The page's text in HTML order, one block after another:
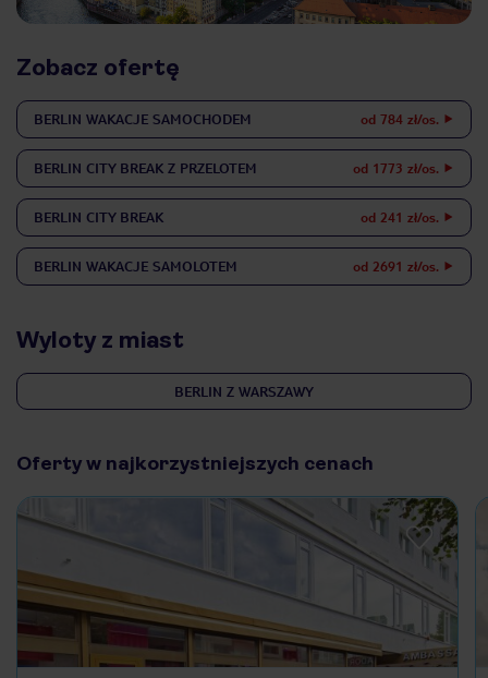
Zobacz ofertę
BERLIN WAKACJE SAMOCHODEM od 784 zł/os.
BERLIN CITY BREAK Z PRZELOTEM od 1773 zł/os.
BERLIN CITY BREAK od 241 zł/os.
BERLIN WAKACJE SAMOLOTEM od 2691 zł/os.
Wyloty z miast
BERLIN Z WARSZAWY
Oferty w najkorzystniejszych cenach